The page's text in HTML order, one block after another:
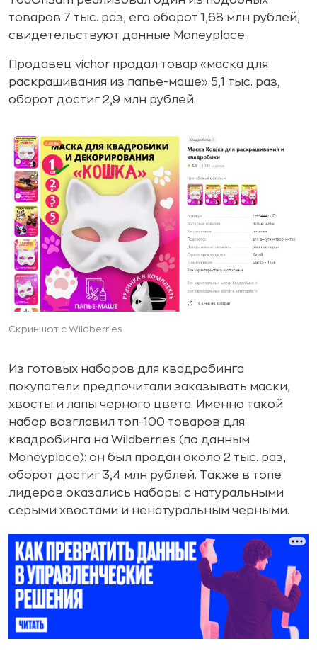
товаров 7 тыс. раз, его оборот 1,68 млн рублей,
свидетельствуют данные Moneyplace.
Продавец vichor продал товар «маска для
раскрашивания из папье-маше» 5,1 тыс. раз,
оборот достиг 2,9 млн рублей.
Скриншот с Wildberries
Из готовых наборов для квадробинга
покупатели предпочитали заказывать маски,
хвосты и лапы черного цвета. Именно такой
набор возглавил топ-100 товаров для
квадробинга на Wildberries (по данным
Moneyplace): он был продан около 2 тыс. раз,
оборот достиг 3,4 млн рублей. Также в топе
лидеров оказались наборы с натуральными
серыми хвостами и ненатуральным черными.